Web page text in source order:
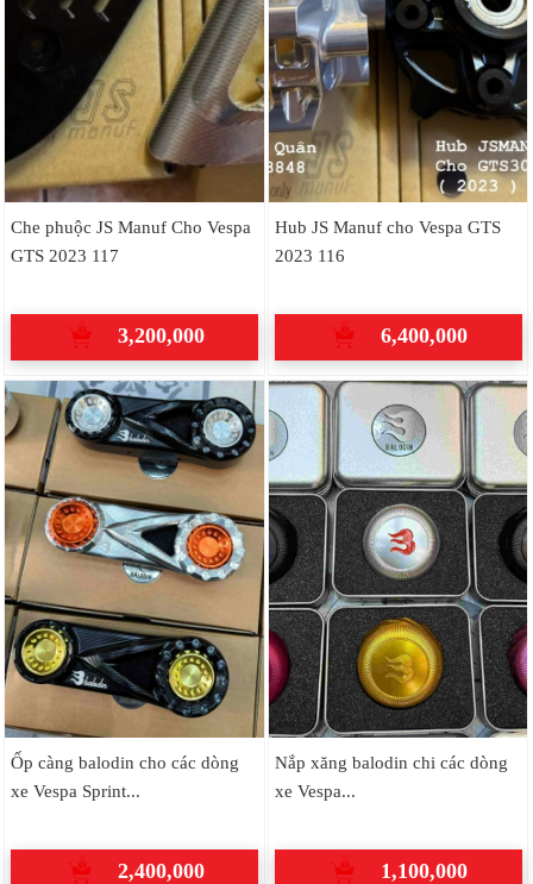
Che phuộc JS Manuf Cho Vespa
GTS 2023 117
3,200,000
Hub JS Manuf cho Vespa GTS
2023 116
6,400,000
Ốp càng balodin cho các dòng
xe Vespa Sprint...
2,400,000
Nắp xăng balodin chi các dòng
xe Vespa...
1,100,000